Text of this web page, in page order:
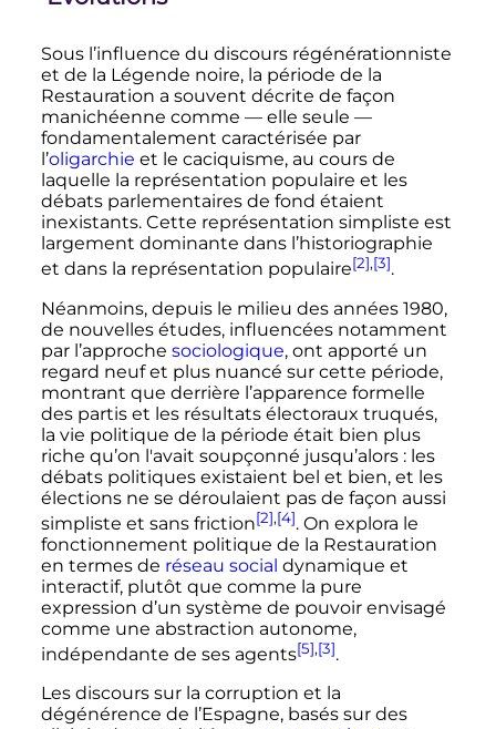
Sous l’influence du discours régénérationniste
et de la Légende noire, la période de la
Restauration a souvent décrite de façon
manichéenne comme — elle seule —
fondamentalement caractérisée par
l’oligarchie et le caciquisme, au cours de
laquelle la représentation populaire et les
débats parlementaires de fond étaient
inexistants. Cette représentation simpliste est
largement dominante dans l’historiographie
et dans la représentation populaire[2],[3].
Néanmoins, depuis le milieu des années 1980,
de nouvelles études, influencées notamment
par l’approche sociologique, ont apporté un
regard neuf et plus nuancé sur cette période,
montrant que derrière l’apparence formelle
des partis et les résultats électoraux truqués,
la vie politique de la période était bien plus
riche qu’on l'avait soupçonné jusqu’alors : les
débats politiques existaient bel et bien, et les
élections ne se déroulaient pas de façon aussi
simpliste et sans friction[2],[4]. On explora le
fonctionnement politique de la Restauration
en termes de réseau social dynamique et
interactif, plutôt que comme la pure
expression d’un système de pouvoir envisagé
comme une abstraction autonome,
indépendante de ses agents[5],[3].
Les discours sur la corruption et la
dégénérence de l’Espagne, basés sur des